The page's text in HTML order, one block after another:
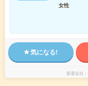
女性
気になる!
派遣会社